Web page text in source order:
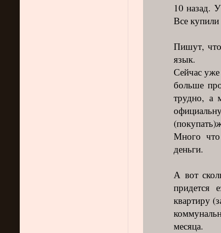
10 назад.
Все
Пишут,
язык.
Сейчас уже
больше
трудно, а
Много
деньги.
А вот
придется
квартиру
месяца.